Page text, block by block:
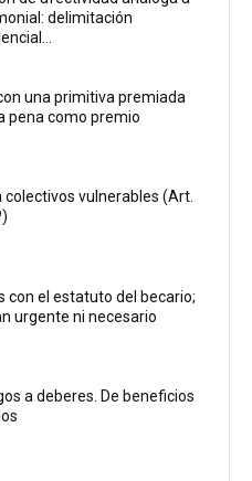
delimitación
una primitiva premiada
pena como premio
colectivos vulnerables (Art.
con el estatuto del becario;
urgente ni necesario
a deberes. De beneficios